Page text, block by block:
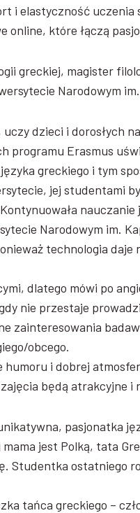
i elastyczność
online, które łączą
greckiej, magister
Narodowym
dzieci i dorosłych
programu Erasmus
greckiego i tym
jej studentami
Narodowym im.
technologia
dlatego mówi po
nie przestaje
zainteresowania
obcego.
humoru i dobrej
będą atrakcyjne i
pasjonatka
jest Polką, tata
Studentka ostatniego
tańca greckiego –